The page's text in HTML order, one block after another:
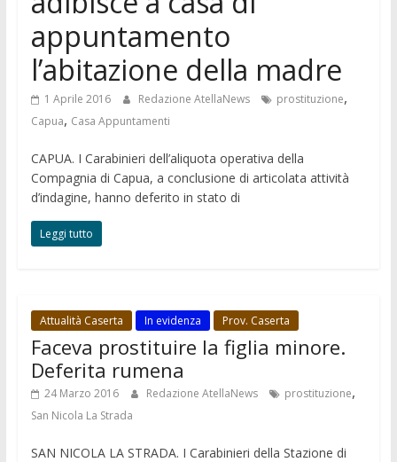
appuntamento
l’abitazione della madre
1 Aprile 2016 Redazione AtellaNews prostituzione,
Capua, Casa Appuntamenti
CAPUA. I Carabinieri dell’aliquota operativa della
Compagnia di Capua, a conclusione di articolata attività
d’indagine, hanno deferito in stato di
Leggi tutto
Attualità Caserta In evidenza Prov. Caserta
Faceva prostituire la figlia minore.
Deferita rumena
24 Marzo 2016 Redazione AtellaNews prostituzione,
San Nicola La Strada
SAN NICOLA LA STRADA. I Carabinieri della Stazione di